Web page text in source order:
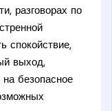
разговорах по
спокойствие,
выход,
безопасное